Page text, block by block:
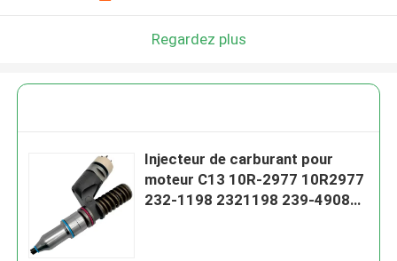
Regardez plus
Injecteur de carburant pour
moteur C13 10R-2977 10R2977
232-1198 2321198 239-4908